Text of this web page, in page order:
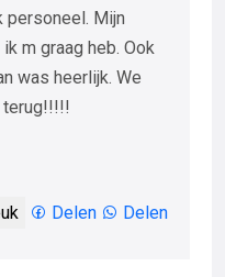
personeel. Mijn
m graag heb. Ook
was heerlijk. We
terug!!!!!
Delen Delen